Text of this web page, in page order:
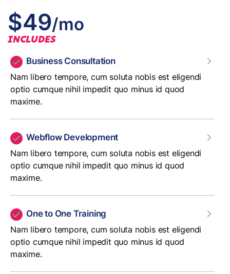
$49/mo
INCLUDES
Business Consultation
Nam libero tempore, cum soluta nobis est eligendi
optio cumque nihil impedit quo minus id quod
maxime.
Webflow Development
Nam libero tempore, cum soluta nobis est eligendi
optio cumque nihil impedit quo minus id quod
maxime.
One to One Training
Nam libero tempore, cum soluta nobis est eligendi
optio cumque nihil impedit quo minus id quod
maxime.